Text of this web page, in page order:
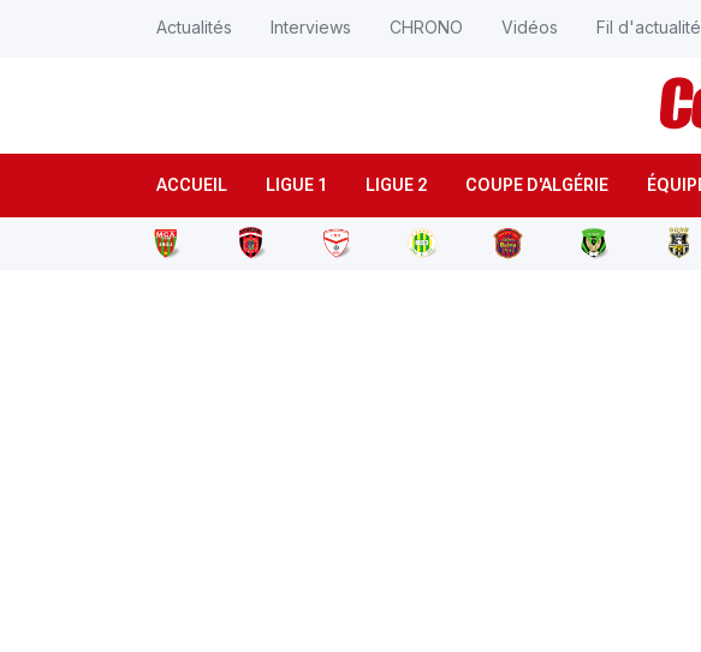
ACCUEIL LIGUE 1 LIGUE 2 COUPE D'ALGÉRIE
Actualités Interviews CHRONO Vidéos Fil